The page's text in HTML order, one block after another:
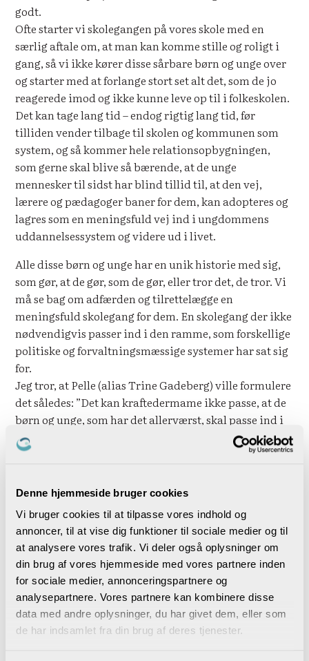
Denne hjemmeside bruger cookies
Vi bruger cookies til at tilpasse vores indhold og
annoncer, til at vise dig funktioner til sociale medier og til
at analysere vores trafik. Vi deler også oplysninger om
din brug af vores hjemmeside med vores partnere inden
for sociale medier, annonceringspartnere og
analysepartnere. Vores partnere kan kombinere disse
data med andre oplysninger, du har givet dem, eller som
de har indsamlet fra din brug af deres tjenester.
godt.
Ofte starter vi skolegangen på vores skole med en
særlig aftale om, at man kan komme stille og roligt i
gang, så vi ikke kører disse sårbare børn og unge over
og starter med at forlange stort set alt det, som de jo
reagerede imod og ikke kunne leve op til i folkeskolen.
Det kan tage lang tid – endog rigtig lang tid, før
tilliden vender tilbage til skolen og kommunen som
system, og så kommer hele relationsopbygningen,
som gerne skal blive så bærende, at de unge
mennesker til sidst har blind tillid til, at den vej,
lærere og pædagoger baner for dem, kan adopteres og
lagres som en meningsfuld vej ind i ungdommens
uddannelsessystem og videre ud i livet.
Alle disse børn og unge har en unik historie med sig,
som gør, at de gør, som de gør, eller tror det, de tror. Vi
må se bag om adfærden og tilrettelægge en
meningsfuld skolegang for dem. En skolegang der ikke
nødvendigvis passer ind i den ramme, som forskellige
politiske og forvaltningsmæssige systemer har sat sig
for.
Jeg tror, at Pelle (alias Trine Gadeberg) ville formulere
det således: ”Det kan kraftedermame ikke passe, at de
børn og unge, som har det allerværst, skal passe ind i
de forpulede kasser, som nogle intetanende politikere
har sat sig for, at alle børn skal passe ind i. Skal de nu
holde ud at gå i den forpulede skole, de må sgu da nok
Det er satire, og mit budskab er nok lidt mere stuerent.
Jeg tænker, at vi med mulighed for frisættelse af
folkeskolen skal finde andre veje for de børn og unge
mennesker, som kan noget andet, og som bestemt ikke
synes, det er rart at blive målt og vejet i form af
karakterer og eksamener, men i stedet arbejde os hen
imod en måde at måle dem på, som er værdifuld i